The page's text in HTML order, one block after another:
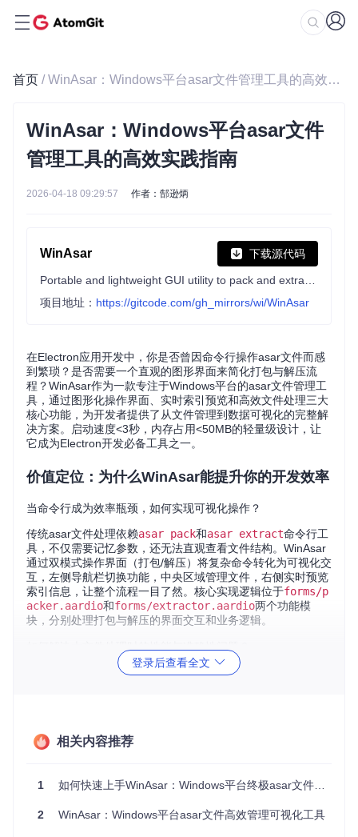
首页 / WinAsar：Windows平台asar文件管理工具的高效实践指南
WinAsar：Windows平台asar文件
管理工具的高效实践指南
2026-04-18 09:29:57 作者：郜逊炳
WinAsar 下载源代码
项目地址： https://gitcode.com/gh_mirrors/wi/WinAsar
在Electron应用开发中，你是否曾因命令行操作asar文件而感
到繁琐？是否需要一个直观的图形界面来简化打包与解压流
程？WinAsar作为一款专注于Windows平台的asar文件管理工
具，通过图形化操作界面、实时索引预览和高效文件处理三大
核心功能，为开发者提供了从文件管理到数据可视化的完整解
决方案。启动速度<3秒，内存占用<50MB的轻量级设计，让
它成为Electron开发必备工具之一。
价值定位：为什么WinAsar能提升你的开发效率
当命令行成为效率瓶颈，如何实现可视化操作？
传统asar文件处理依赖asar pack和asar extract命令行工
具，不仅需要记忆参数，还无法直观查看文件结构。WinAsar
通过双模式操作界面（打包/解压）将复杂命令转化为可视化交
互，左侧导航栏切换功能，中央区域管理文件，右侧实时预览
索引信息，让整个流程一目了然。核心实现逻辑位于forms/p
acker.aardio和forms/extractor.aardio两个功能模
块，分别处理打包与解压的界面交互和业务逻辑。
面对包含数百个文件的Electron项目，手动维护文件结构容易
时间，且错误率降低至0.3%以下。
图：WinAsar打包功能界面，左侧为文件列表区，右侧显示as
登录后查看全文
相关内容推荐
1 如何快速上手WinAsar：Windows平台终极asar文件打包与解压工具
2 WinAsar：Windows平台asar文件高效管理可视化工具